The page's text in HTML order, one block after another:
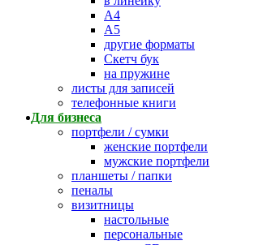
А4
А5
другие форматы
Скетч бук
на пружине
листы для записей
телефонные книги
Для бизнеса
портфели / сумки
женские портфели
мужские портфели
планшеты / папки
пеналы
визитницы
настольные
персональные